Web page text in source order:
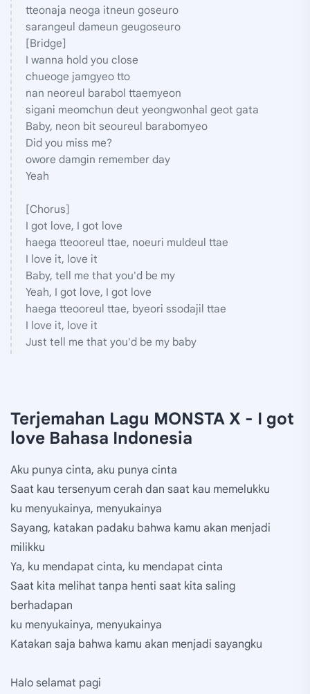
tteonaja neoga itneun goseuro
sarangeul dameun geugoseuro
[Bridge]
I wanna hold you close
chueoge jamgyeo tto
nan neoreul barabol ttaemyeon
sigani meomchun deut yeongwonhal geot gata
Baby, neon bit seoureul barabomyeo
Did you miss me?
owore damgin remember day
Yeah
[Chorus]
I got love, I got love
haega tteooreul ttae, noeuri muldeul ttae
I love it, love it
Baby, tell me that you'd be my
Yeah, I got love, I got love
haega tteooreul ttae, byeori ssodajil ttae
I love it, love it
Just tell me that you'd be my baby
Terjemahan Lagu MONSTA X - I got
love Bahasa Indonesia
Aku punya cinta, aku punya cinta
Saat kau tersenyum cerah dan saat kau memelukku
ku menyukainya, menyukainya
Sayang, katakan padaku bahwa kamu akan menjadi
milikku
Ya, ku mendapat cinta, ku mendapat cinta
Saat kita melihat tanpa henti saat kita saling
berhadapan
ku menyukainya, menyukainya
Katakan saja bahwa kamu akan menjadi sayangku
Halo selamat pagi